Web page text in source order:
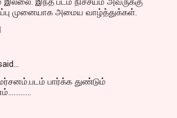
முனையாக அமைய வாழ்த்துக்கள்.
பார்க்க துண்டும்